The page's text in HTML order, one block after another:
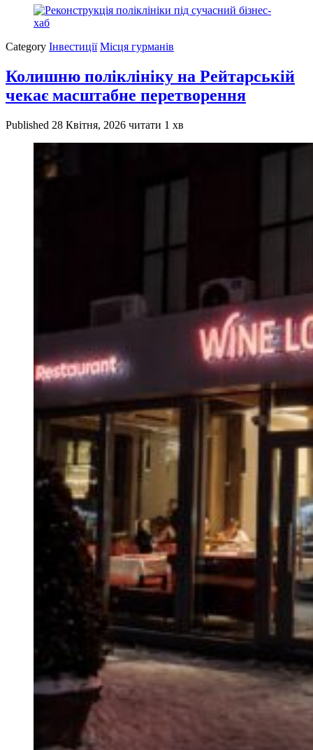
Category Інвестиції Місця гурманів
Колишню поліклініку на Рейтарській
чекає масштабне перетворення
Published 28 Квітня, 2026 читати 1 хв